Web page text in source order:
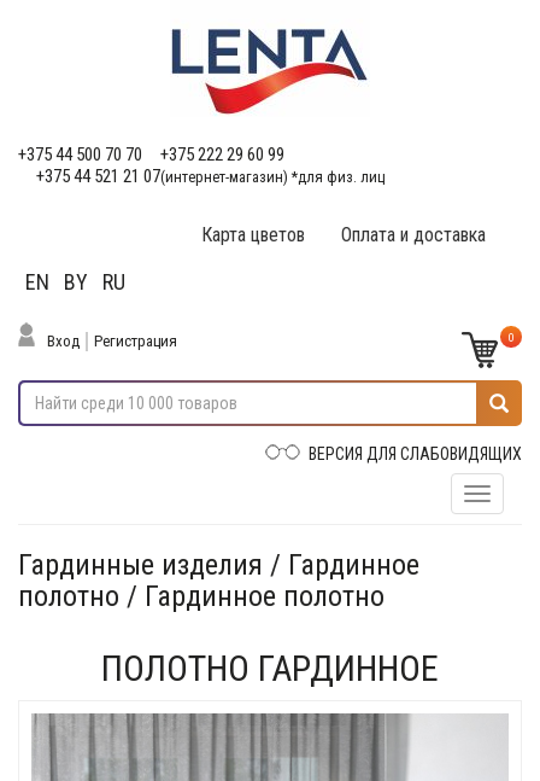
+375 44 500 70 70
+375 222 29 60 99
+375 44 521 21 07(интернет-магазин) *для физ. лиц
Оплата и доставка
Карта цветов
EN BY RU
Вход Регистрация 0
ВЕРСИЯ ДЛЯ СЛАБОВИДЯЩИХ
Гардинные изделия / Гардинное
полотно / Гардинное полотно
ПОЛОТНО ГАРДИННОЕ